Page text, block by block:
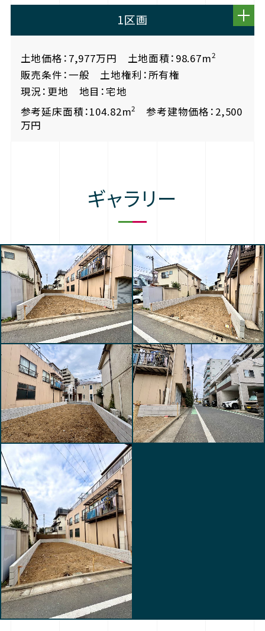
1区画
土地価格：7,977万円 土地面積：98.67m2
販売条件：一般 土地権利：所有権
現況：更地 地目：宅地
参考延床面積：104.82m2
参考建物価格：2,500
万円
ギャラリー